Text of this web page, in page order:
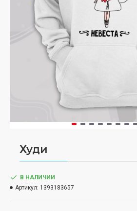
Худи
В НАЛИЧИИ
Артикул: 1393183657